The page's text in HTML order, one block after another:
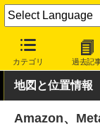
カテゴリ 過去記
INTERNET Watch
地図と位置情報
Amazon、